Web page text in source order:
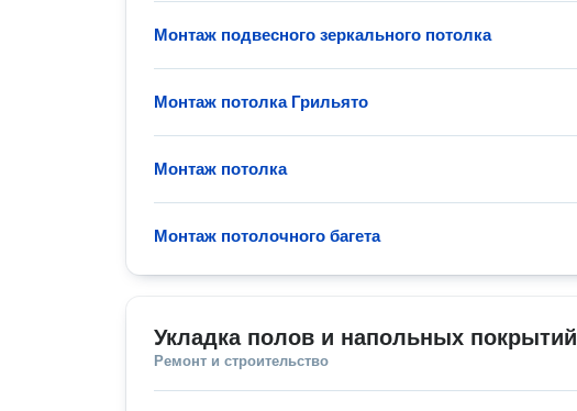
Монтаж подвесного зеркального потолка
Монтаж потолка Грильято
Монтаж потолка
Монтаж потолочного багета
Укладка полов и напольных покрытий
Ремонт и строительство